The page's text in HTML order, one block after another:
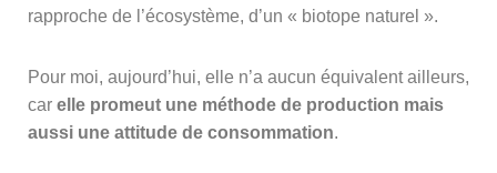
rapproche de l’écosystème, d’un « biotope naturel ».
Pour moi, aujourd’hui, elle n’a aucun équivalent ailleurs,
car elle promeut une méthode de production mais
aussi une attitude de consommation.